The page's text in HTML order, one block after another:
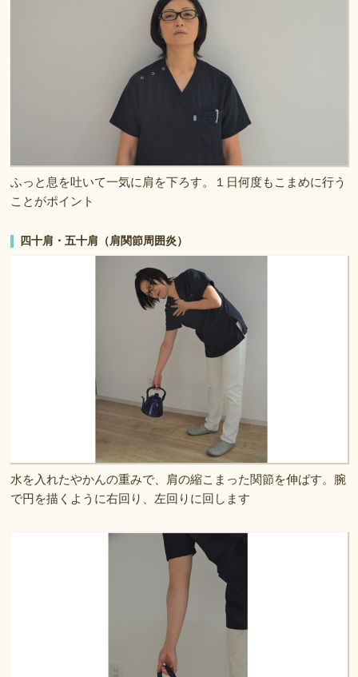
ふっと息を吐いて一気に肩を下ろす。１日何度もこまめに行う
ことがポイント
四十肩・五十肩（肩関節周囲炎）
水を入れたやかんの重みで、肩の縮こまった関節を伸ばす。腕
で円を描くように右回り、左回りに回します